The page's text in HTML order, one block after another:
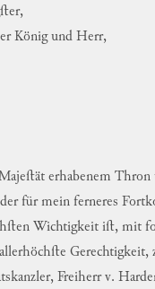
,
König und Herr,
erhabenem Thron
der für mein ferneres
Wichtigkeit iſt, mit
allerhöchſte Gerechtigkeit,
, Freiherr v.